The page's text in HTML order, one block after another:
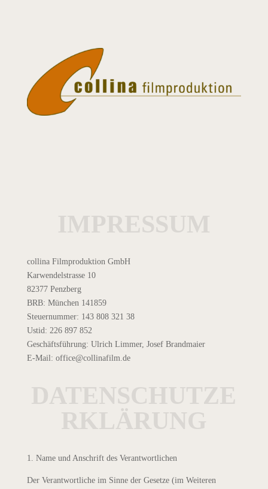
collina Filmproduktion GmbH
Karwendelstrasse 10
82377 Penzberg
BRB: München 141859
Steuernummer: 143 808 321 38
Ustid: 226 897 852
Geschäftsführung: Ulrich Limmer, Josef Brandmaier
E-Mail: office@collinafilm.de
1. Name und Anschrift des Verantwortlichen
Der Verantwortliche im Sinne der Gesetze (im Weiteren